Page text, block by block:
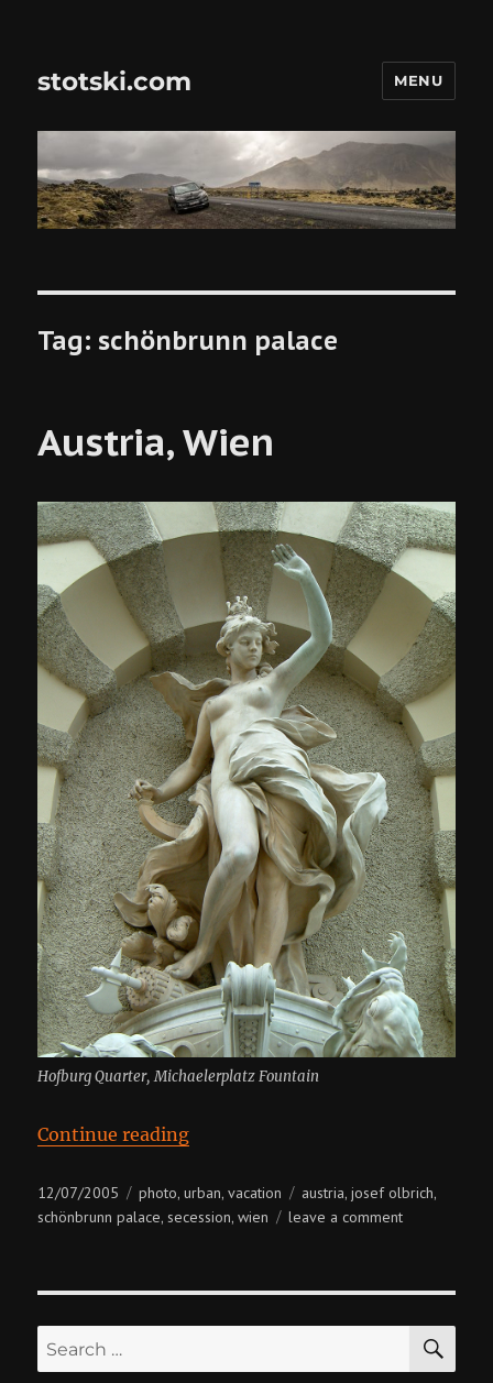
stotski.com MENU
Tag: schönbrunn palace
Austria, Wien
Hofburg Quarter, Michaelerplatz Fountain
Continue reading“Austria, Wien”
Posted
on
12/07/2005 Categories
photo,urban,vacation Tags
austria,josef olbrich,
schönbrunn palace, secession,wien leave a commenton
Search
for: